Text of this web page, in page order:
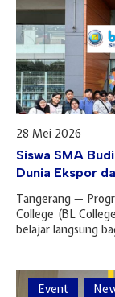
28 Mei 2026
Siswa SMA
Dunia Ekspor
Tangerang —
College (BL
belajar langsung
Event